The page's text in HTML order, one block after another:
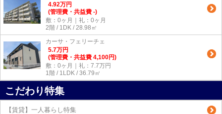
4.92万円
(管理費・共益費 -)
敷：0ヶ月｜礼：0ヶ月
2階 / 1DK / 28.98㎡
カーサ・フェリーチェ
5.7万円
(管理費・共益費 4,100円)
敷：0ヶ月｜礼：7.7万円
1階 / 1LDK / 36.79㎡
こだわり特集
【賃貸】一人暮らし特集